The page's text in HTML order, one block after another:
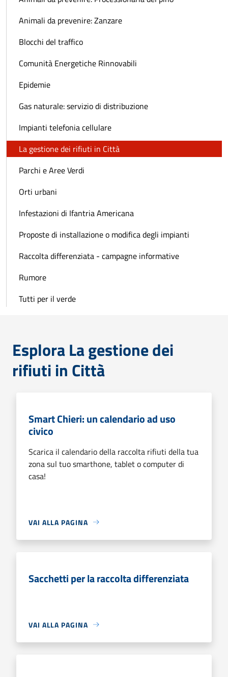
Animali da prevenire: Zanzare
Blocchi del traffico
Comunità Energetiche Rinnovabili
Epidemie
Gas naturale: servizio di distribuzione
Impianti telefonia cellulare
La gestione dei rifiuti in Città
Parchi e Aree Verdi
Orti urbani
Infestazioni di Ifantria Americana
Proposte di installazione o modifica degli impianti
Raccolta differenziata - campagne informative
Rumore
Tutti per il verde
Esplora La gestione dei
rifiuti in Città
Smart Chieri: un calendario ad uso
civico
Scarica il calendario della raccolta rifiuti della tua
zona sul tuo smarthone, tablet o computer di
casa!
VAI ALLA PAGINA
Sacchetti per la raccolta differenziata
VAI ALLA PAGINA